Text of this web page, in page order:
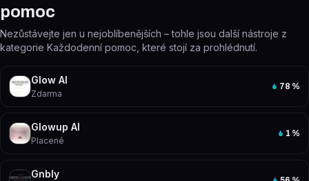
pomoc
Nezůstávejte jen u nejoblíbenějších – tohle jsou další nástroje z
kategorie Každodenní pomoc, které stojí za prohlédnutí.
Glow AI
Zdarma
78 %
Glowup AI
Placené
1 %
Gnbly